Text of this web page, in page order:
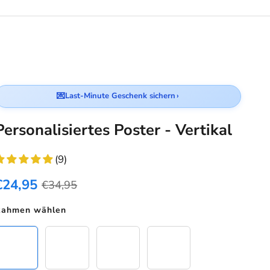
💌Last-Minute Geschenk sichern›
Poster - Vertikal
(9)
€34,95
wählen